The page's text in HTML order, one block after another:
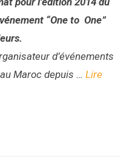
“One to One”
d’événements
Maroc depuis … Lire